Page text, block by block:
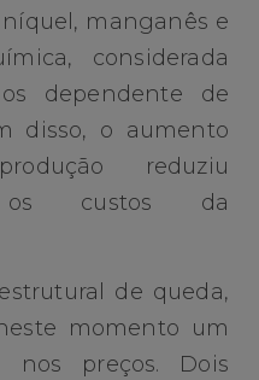
manganês e
considerada
dependente de
disso, o aumento
reduziu
os custos da
de queda,
momento um
nos preços. Dois